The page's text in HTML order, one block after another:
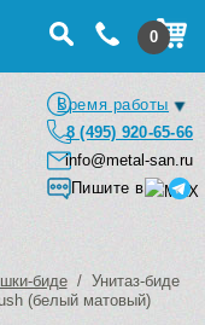
0
Время работы
8 (495) 920-65-66
info@metal-san.ru
Пишите в
биде/ Унитаз-биде
(белый матовый)